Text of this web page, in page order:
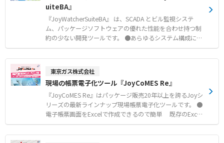
式会社の登録商標です。
ベータ・トイレ・医療） ●家電 （白物家電・コンロ等）
●エンターテインメント （LBE・AR/VR・遊技機等） ●人
材教育（ドライビングシュミレータ・医療教育・ハンズオ
ン等） ●インダストリアル（組み立てライン・ファシリテ
ィマネジメント等） ●車載用途 （オーディオ/空調等のコ
uiteBA』
『JoyWatcherSuiteBA』 は、SCADA とビル監視システ
ム、パッケージソフトウェアの優れた性能を合わせ持つ制
約の少ない開発ツールです。 ●あらゆるシステム構成に対
応 １台のサーバあたり最大監視点数65,536点までの中
央監視システムとして、また電力、空調（熱源）、照明、
パネルコンピュータによるコンパクトな単独監視システム
としても利用できます。 ●信頼の実績と充実したサポート
製造系SCADAとして国内トップクラスシェア「JoyWatc
herSuite」の優れた機能を継承し、ビル監視/制御の機能を
拡張した製品です。純国産ならではの迅速確実なサポート
で安心してご利用いただけます。
東京ガス株式会社
現場の帳票電子化ツール『JoyCoMES Re』
『JoyCoMES Re』はパッケージ販売20年以上を誇るJoyシ
リーズの最新ラインナップ現場帳票電子化ツールです。 ●
電子帳票画面をExcelで作成できるので簡単 既存のExcel
帳票をそのまま電子帳票画面としてコンバートできます。
また、入力規則などのExcel機能も利用可能です。 ●アシ